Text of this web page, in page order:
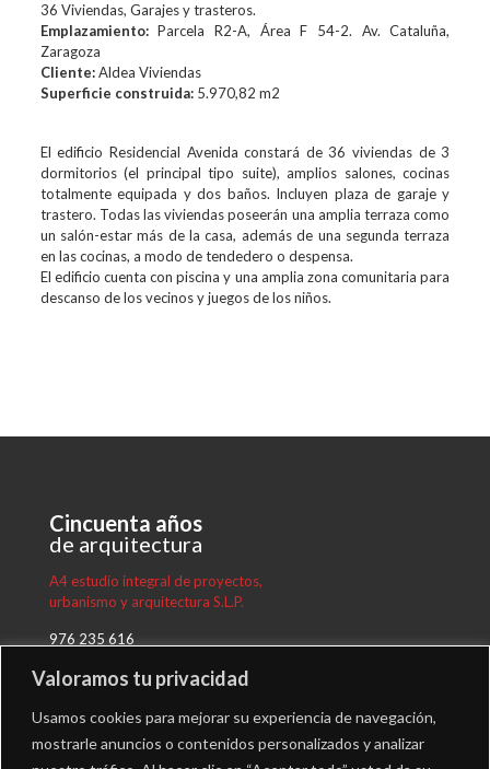
Valoramos tu privacidad
Usamos cookies para mejorar su experiencia de navegación,
mostrarle anuncios o contenidos personalizados y analizar
36 Viviendas, Garajes y trasteros.
Emplazamiento:Parcela R2-A, Área F 54-2. Av. Cataluña,
Zaragoza
Cliente:Aldea Viviendas
Superficie construida:5.970,82 m2
El edificio Residencial Avenida constará de 36 viviendas de 3
dormitorios (el principal tipo suite), amplios salones, cocinas
totalmente equipada y dos baños. Incluyen plaza de garaje y
trastero. Todas las viviendas poseerán una amplia terraza como
un salón-estar más de la casa, además de una segunda terraza
en las cocinas, a modo de tendedero o despensa.
El edificio cuenta con piscina y una amplia zona comunitaria para
descanso de los vecinos y juegos de los niños.
Cincuenta años
de arquitectura
A4 estudio integral de proyectos,
urbanismo y arquitectura S.L.P.
976 235 616
Plaza Nuestra Señora del Carmen 8, 4º
Instagram-LinkedIn